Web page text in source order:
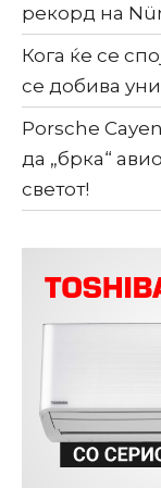
рекорд на
Кога ќе се
се добива
Porsche
да „брка“
светот!